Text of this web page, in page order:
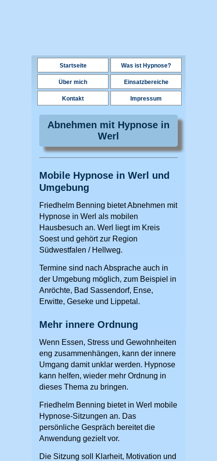
Startseite Was ist Hypnose?
Über mich Einsatzbereiche
Kontakt Impressum
Abnehmen mit Hypnose in
Werl
Mobile Hypnose in Werl und
Umgebung
Friedhelm Benning bietet Abnehmen mit
Hypnose in Werl als mobilen
Hausbesuch an. Werl liegt im Kreis
Soest und gehört zur Region
Südwestfalen / Hellweg.
Termine sind nach Absprache auch in
der Umgebung möglich, zum Beispiel in
Anröchte, Bad Sassendorf, Ense,
Erwitte, Geseke und Lippetal.
Mehr innere Ordnung
Wenn Essen, Stress und Gewohnheiten
eng zusammenhängen, kann der innere
Umgang damit unklar werden. Hypnose
kann helfen, wieder mehr Ordnung in
dieses Thema zu bringen.
Friedhelm Benning bietet in Werl mobile
Hypnose-Sitzungen an. Das
persönliche Gespräch bereitet die
Anwendung gezielt vor.
Die Sitzung soll Klarheit, Motivation und